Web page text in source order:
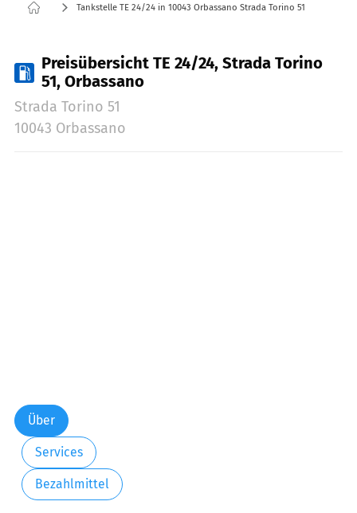
Tankstelle TE 24/24 in 10043 Orbassano Strada Torino 51
Preisübersicht TE 24/24, Strada Torino
51, Orbassano
Strada Torino 51
10043 Orbassano
Über
Services
Bezahlmittel